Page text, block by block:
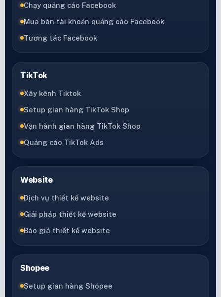
Chạy quảng cáo Facebook
Mua bán tài khoản quảng cáo Facebook
Tương tác Facebook
TikTok
Xây kênh Tiktok
Setup gian hàng TikTok Shop
Vận hành gian hàng TikTok Shop
Quảng cáo TikTok Ads
Website
Dịch vụ thiết kế website
Giải pháp thiết kế website
Báo giá thiết kế website
Shopee
Setup gian hàng Shopee